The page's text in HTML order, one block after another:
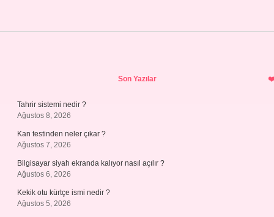
Son Yazılar
Tahrir sistemi nedir ?
Ağustos 8, 2026
Kan testinden neler çıkar ?
Ağustos 7, 2026
Bilgisayar siyah ekranda kalıyor nasıl açılır ?
Ağustos 6, 2026
Kekik otu kürtçe ismi nedir ?
Ağustos 5, 2026